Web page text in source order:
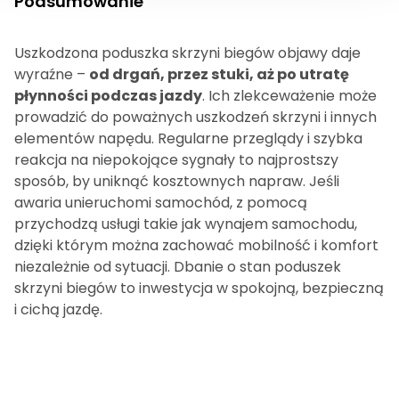
Uszkodzona poduszka skrzyni biegów objawy daje
wyraźne – od drgań, przez stuki, aż po utratę
płynności podczas jazdy. Ich zlekceważenie może
prowadzić do poważnych uszkodzeń skrzyni i innych
elementów napędu. Regularne przeglądy i szybka
reakcja na niepokojące sygnały to najprostszy
sposób, by uniknąć kosztownych napraw. Jeśli
awaria unieruchomi samochód, z pomocą
przychodzą usługi takie jak wynajem samochodu,
dzięki którym można zachować mobilność i komfort
niezależnie od sytuacji. Dbanie o stan poduszek
skrzyni biegów to inwestycja w spokojną, bezpieczną
i cichą jazdę.